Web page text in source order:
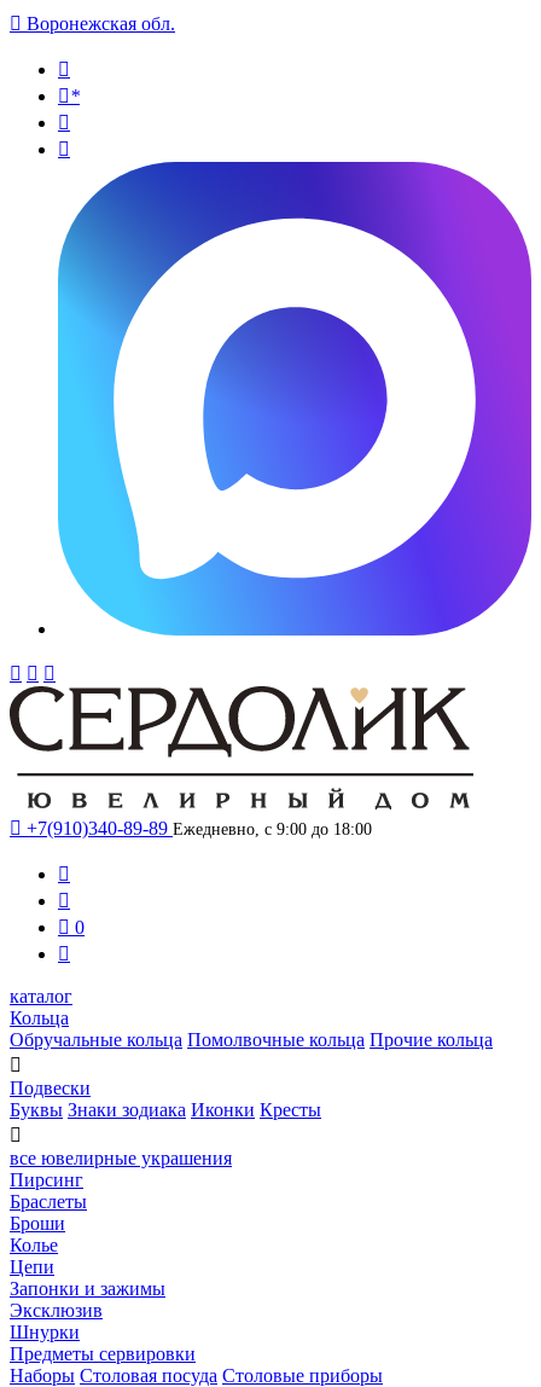
 Воронежская обл.

*


  
 +7(910)340-89-89 Ежедневно, с 9:00 до 18:00


 0

каталог
Кольца
Обручальные кольца Помолвочные кольца Прочие кольца

Подвески
Буквы Знаки зодиака Иконки Кресты

все ювелирные украшения
Пирсинг
Браслеты
Броши
Колье
Цепи
Запонки и зажимы
Эксклюзив
Шнурки
Предметы сервировки
Наборы Столовая посуда Столовые приборы